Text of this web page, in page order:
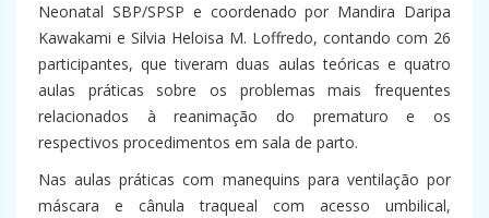
Neonatal SBP/SPSP e coordenado por Mandira Daripa
Kawakami e Silvia Heloisa M. Loffredo, contando com 26
participantes, que tiveram duas aulas teóricas e quatro
aulas práticas sobre os problemas mais frequentes
relacionados à reanimação do prematuro e os
respectivos procedimentos em sala de parto.
Nas aulas práticas com manequins para ventilação por
máscara e cânula traqueal com acesso umbilical,